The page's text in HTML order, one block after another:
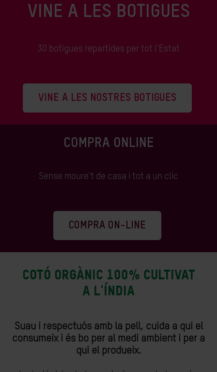
VINE A LES BOTIGUES
30 botigues repartides per tot l'Estat
VINE A LES NOSTRES BOTIGUES
COMPRA ONLINE
Sense moure't de casa i tot a un clic
COMPRA ON-LINE
Cotó orgànic 100% cultivat
a l'Índia
Suau i respectuós amb la pell, cuida a qui el
consumeix i és bo per al medi ambient i per a
qui el produeix.